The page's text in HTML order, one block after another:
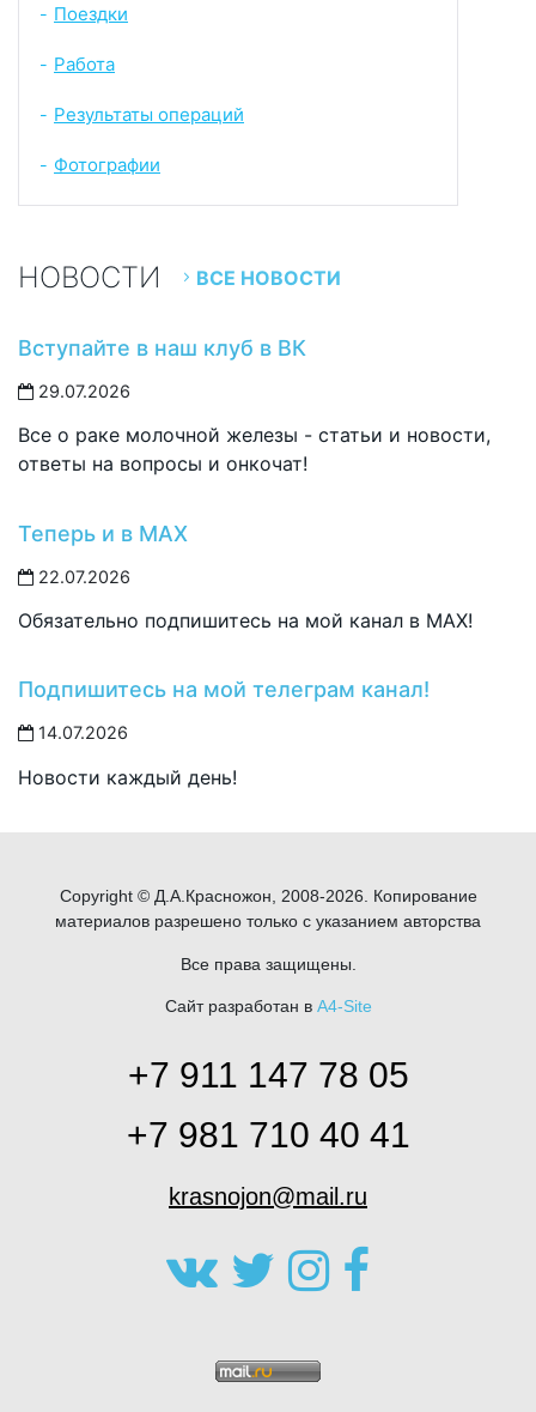
- Поездки
- Работа
- Результаты операций
- Фотографии
НОВОСТИ ВСЕ НОВОСТИ
Вступайте в наш клуб в ВК
29.07.2026
Все о раке молочной железы - статьи и новости,
ответы на вопросы и онкочат!
Теперь и в MAX
22.07.2026
Обязательно подпишитесь на мой канал в MAX!
Подпишитесь на мой телеграм канал!
14.07.2026
Новости каждый день!
Copyright © Д.А.Красножон, 2008-2026. Копирование
материалов разрешено только с указанием авторства
Все права защищены.
Сайт разработан в A4-Site
+7 911 147 78 05
+7 981 710 40 41
krasnojon@mail.ru